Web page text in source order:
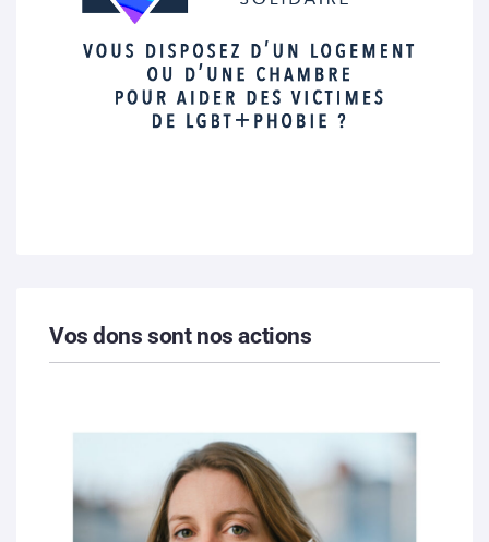
Vos dons sont nos actions